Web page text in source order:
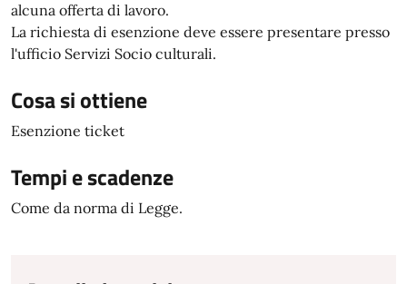
alcuna offerta di lavoro.
La richiesta di esenzione deve essere presentare presso
l'ufficio Servizi Socio culturali.
Cosa si ottiene
Esenzione ticket
Tempi e scadenze
Come da norma di Legge.